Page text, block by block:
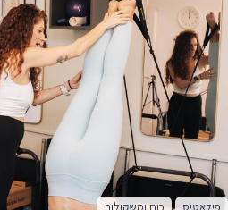
פילאטיס כוח ומשקולות